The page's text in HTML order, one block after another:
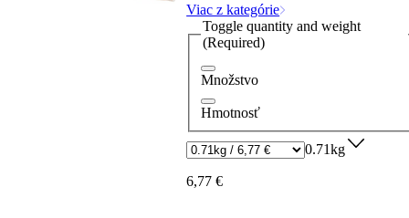
Viac z kategórie
Toggle quantity and weight
(Required)
Množstvo
Hmotnosť
0.71kg
6,77 €